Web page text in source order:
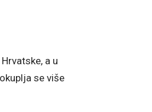
a u
se više